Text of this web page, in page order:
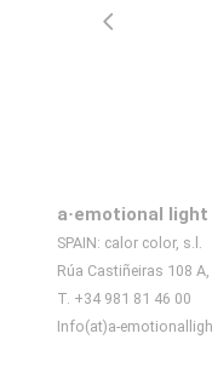
a·emotional light
SPAIN: calor color, s.l.
Rúa Castiñeiras 108
T. +34 981 81 46 00
Info(at)a-